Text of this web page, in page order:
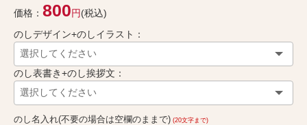
価格： 800円(税込)
のしデザイン+のしイラスト：
のし表書き+のし挨拶文：
のし名入れ(不要の場合は空欄のままで) (20文字まで)